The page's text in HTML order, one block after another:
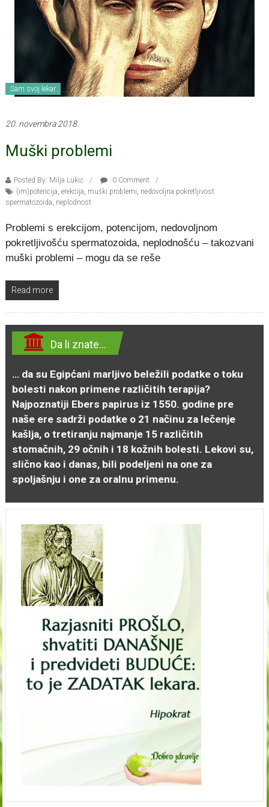
Sam svoj lekar
20. novembra 2018.
Muški problemi
Posted By: Milja Lukić
0 Comment
(im)potencija, erekcija, muški problemi, nedovoljna pokretljivost
spermatozoida, neplodnost
Problemi s erekcijom, potencijom, nedovoljnom
pokretljivošću spermatozoida, neplodnošću – takozvani
muški problemi – mogu da se reše
Read more
Da li znate…
… da su Egipćani marljivo beležili podatke o toku
bolesti nakon primene različitih terapija?
Najpoznatiji Ebers papirus iz 1550. godine pre
naše ere sadrži podatke o 21 načinu za lečenje
kašlja, o tretiranju najmanje 15 različitih
stomačnih, 29 očnih i 18 kožnih bolesti. Lekovi su,
slično kao i danas, bili podeljeni na one za
spoljašnju i one za oralnu primenu.